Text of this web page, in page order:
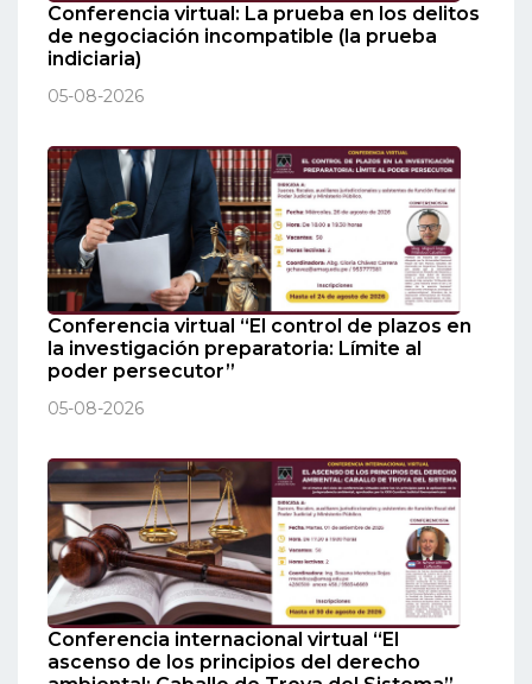
Conferencia virtual: La prueba en los delitos
de negociación incompatible (la prueba
indiciaria)
05-08-2026
Conferencia virtual “El control de plazos en
la investigación preparatoria: Límite al
poder persecutor”
05-08-2026
Conferencia internacional virtual “El
ascenso de los principios del derecho